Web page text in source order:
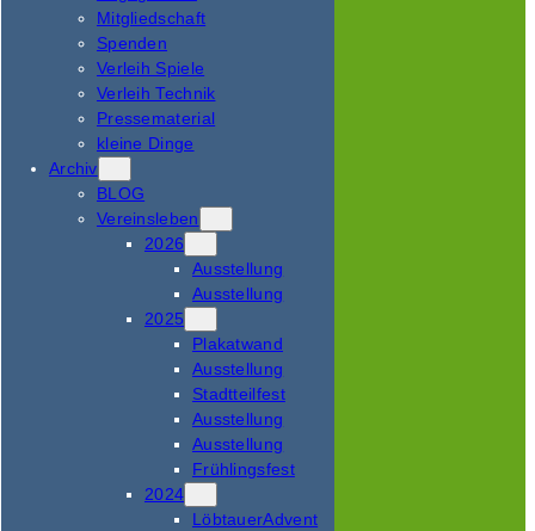
Mitgliedschaft
Spenden
Verleih Spiele
Verleih Technik
Pressematerial
kleine Dinge
Archiv
BLOG
Vereinsleben
2026
Ausstellung
Ausstellung
2025
Plakatwand
Ausstellung
Stadtteilfest
Ausstellung
Ausstellung
Frühlingsfest
2024
LöbtauerAdvent